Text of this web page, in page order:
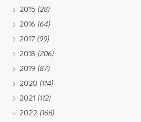
2015 (28)
2016 (64)
2017 (99)
2018 (206)
2019 (87)
2020 (114)
2021 (112)
2022 (166)